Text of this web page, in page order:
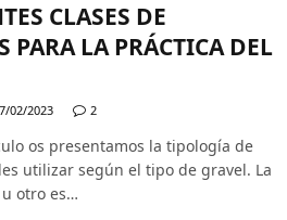
CLASES DE
PARA LA PRÁCTICA DEL
02/2023 2
os presentamos la tipología de
utilizar según el tipo de gravel. La
otro es…